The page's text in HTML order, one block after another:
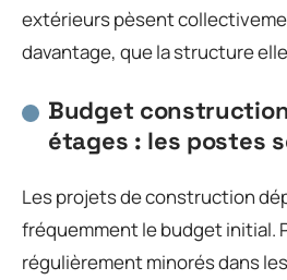
extérieurs pèsent
davantage, que la structure
Budget
étages : les postes
Les projets de construction
fréquemment le budget initial.
régulièrement minorés dans